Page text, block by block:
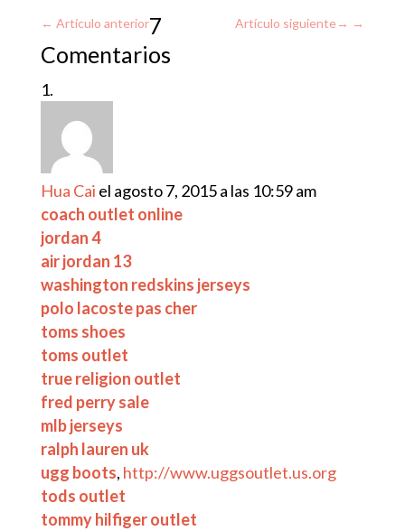
← Artículo anterior Artículo siguiente →
7
Comentarios
Hua Cai el agosto 7, 2015 a las 10:59 am
coach outlet online
jordan 4
air jordan 13
washington redskins jerseys
polo lacoste pas cher
toms shoes
toms outlet
true religion outlet
fred perry sale
mlb jerseys
ralph lauren uk
ugg boots, http://www.uggsoutlet.us.org
tods outlet
tommy hilfiger outlet